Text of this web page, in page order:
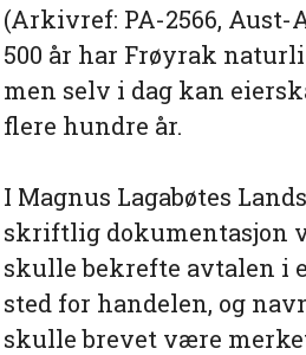
(Arkivref: PA-2566, Aust-
500 år har Frøyrak
men selv i dag kan
flere hundre år.
I Magnus Lagabøtes
skriftlig dokumentasjon
skulle bekrefte avtalen i
sted for handelen, og
skulle brevet være